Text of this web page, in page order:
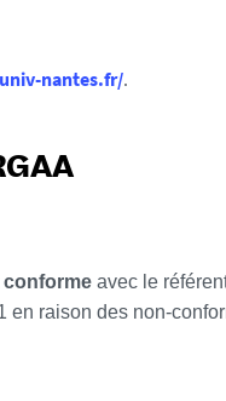
nantes.fr/.
conforme avec le
en raison des non-